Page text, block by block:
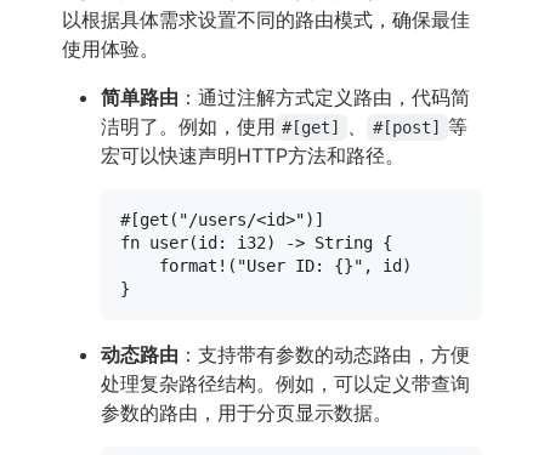
以根据具体需求设置不同的路由模式，确保最佳
使用体验。
简单路由 ：通过注解方式定义路由，代码简
洁明了。例如，使用 #[get] 、 #[post]
等
宏可以快速声明HTTP方法和路径。
#[get( "/users/<id>")]
fn user(id: i32) -> String {
format! ( "User ID: {}" , id)
动态路由 ：支持带有参数的动态路由，方便
处理复杂路径结构。例如，可以定义带查询
参数的路由，用于分页显示数据。